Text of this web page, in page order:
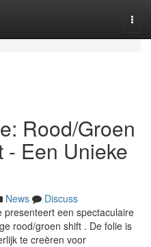
Rood/Groen
- Een Unieke
News
Discuss
presenteert een spectaculaire
rood/groen shift . De folie is
te creëren voor